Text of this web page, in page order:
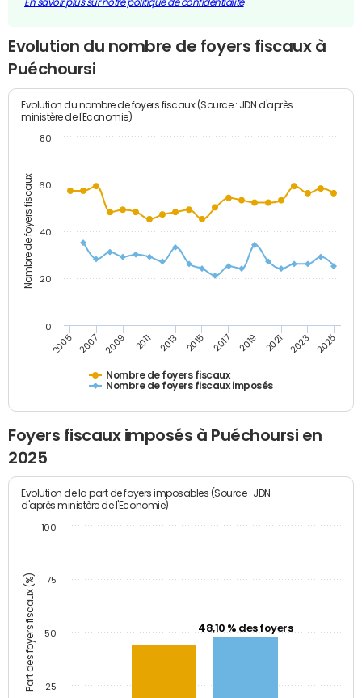
En savoir plus sur notre politique de confidentialité
Evolution du nombre de foyers fiscaux à
Puéchoursi
Nombre de foyers fiscaux
Evolution du nombre de foyers fiscaux (Source : JDN d'après
ministère de l'Economie)
Nombre de foyers fiscaux
Nombre de foyers fiscaux imposés
2005 2007 2009 2011 2013 2015 2017 2019 2021 2023 2025
0
20
40
60
80
Foyers fiscaux imposés à Puéchoursi en
2025
Part des foyers fiscaux (%)
Evolution de la part de foyers imposables (Source : JDN
d'après ministère de l'Economie)
48,10 % des foyers
25
50
75
100